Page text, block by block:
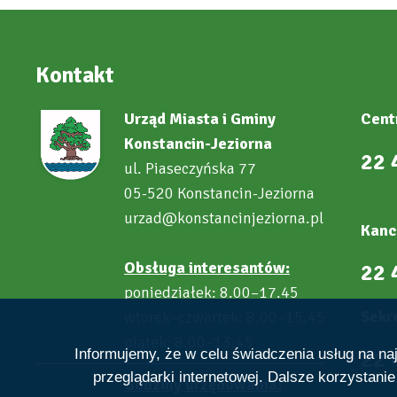
Informujemy, że w celu świadczenia usług na
przeglądarki internetowej. Dalsze
Kontakt
Urząd Miasta i Gminy
Konstancin-Jeziorna
ul. Piaseczyńska 77
05-520 Konstancin-Jeziorna
urzad@konstancinjeziorna.pl
Obsługa interesantów:
poniedziałek: 8.00–17.45
Godziny urzędowania:
22
22
22